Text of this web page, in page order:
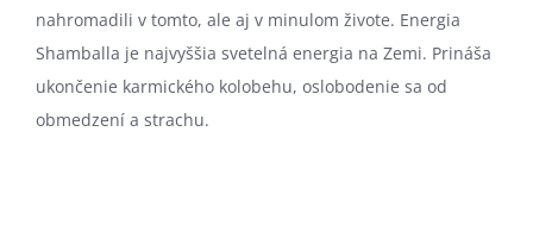
nahromadili v tomto, ale aj v minulom živote. Energia
Shamballa je najvyššia svetelná energia na Zemi. Prináša
ukončenie karmického kolobehu, oslobodenie sa od
obmedzení a strachu.